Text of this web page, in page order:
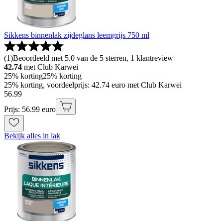
Sikkens binnenlak zijdeglans leemgrijs 750 ml
(1)Beoordeeld met 5.0 van de 5 sterren, 1 klantreview
42.74 met Club Karwei
25% korting25% korting
25% korting, voordeelprijs: 42.74 euro met Club Karwei
56.99
Prijs: 56.99 euro
Bekijk alles in lak